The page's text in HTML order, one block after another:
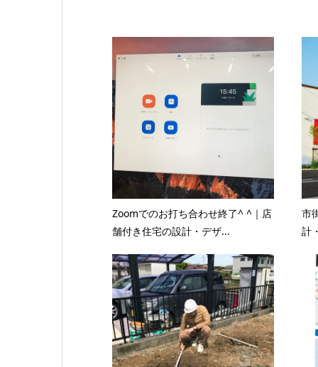
Zoomでのお打ち合わせ終了^ ^｜店
舗付き住宅の設計・デザ...
市
計